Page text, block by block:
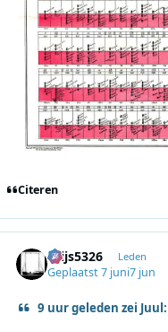
Citeren
thijs5326 Leden
Geplaatst7 juni7 jun
9 uur geleden zei Juul: